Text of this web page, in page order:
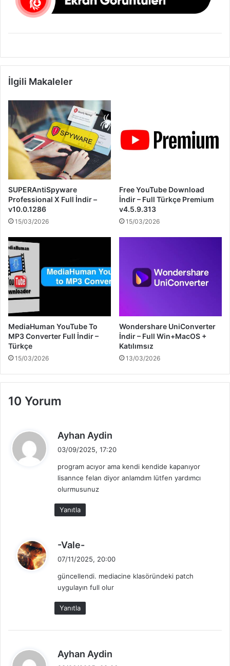
İlgili Makaleler
SUPERAntiSpyware
Professional X Full İndir –
v10.0.1286
15/03/2026
Free YouTube Download
İndir – Full Türkçe Premium
v4.5.9.313
15/03/2026
MediaHuman YouTube To
MP3 Converter Full İndir –
Türkçe
15/03/2026
Wondershare UniConverter
İndir – Full Win+MacOS +
Katılımsız
13/03/2026
10 Yorum
Ayhan Aydin
i
k
03/09/2025, 17:20
program acıyor ama kendi kendide kapanıyor
lisannce felan diyor anlamdım lütfen yardımcı
olurmusunuz
Yanıtla
-Vale-
i
k
i
:
07/11/2025, 20:00
güncellendi. mediacine klasöründeki patch
uygulayın full olur
Yanıtla
Ayhan Aydin